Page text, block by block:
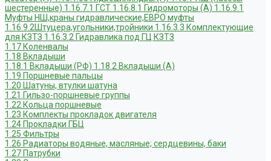
шестеренные) 1.16.7.1 ГСТ 1.16.8.1 Гидромоторы (А) 1.16.9.1
Муфты НШ,краны гидравлические,ЕВРО муфты
1.16.9.2Штуцера,угольники,тройники 1.16.3.3 Комплектующие
для КЗТЗ 1.16.3.2 Гидравлика под ГЦ КЗТЗ
1.17 Коленвалы
1.18 Вкладыши
1.18.1 Вкладыши (РФ) 1.18.2 Вкладыши (А)
1.19 Поршневые пальцы
1.20 Шатуны, втулки шатуна
1.21 Гильзо-поршневые группы
1.22 Кольца поршневые
1.23 Комплекты прокладок двигателя
1.24 Прокладки ГБЦ
1.25 Фильтры
1.26 Радиаторы водяные, масляные; сердцевины, баки
1.27 Патрубки